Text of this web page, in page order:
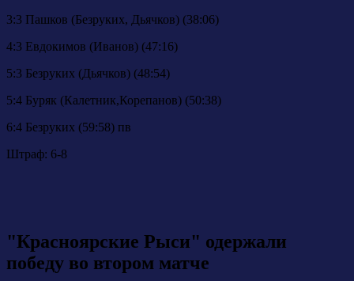
3:3 Пашков (Безруких, Дьячков) (38:06)
4:3 Евдокимов (Иванов) (47:16)
5:3 Безруких (Дьячков) (48:54)
5:4 Буряк (Калетник,Корепанов) (50:38)
6:4 Безруких (59:58) пв
Штраф: 6-8
"Красноярские Рыси" одержали
победу во втором матче